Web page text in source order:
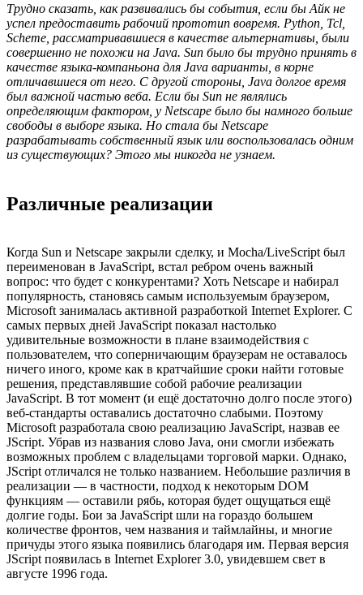
Трудно сказать, как развивались бы события, если бы Айк не
успел предоставить рабочий прототип вовремя. Python, Tcl,
Scheme, рассматривавшиеся в качестве альтернативы, были
совершенно не похожи на Java. Sun было бы трудно принять в
качестве языка-компаньона для Java варианты, в корне
отличавшиеся от него. С другой стороны, Java долгое время
был важной частью веба. Если бы Sun не являлись
определяющим фактором, у Netscape было бы намного больше
свободы в выборе языка. Но стала бы Netscape
разрабатывать собственный язык или воспользовалась одним
из существующих? Этого мы никогда не узнаем.
Различные реализации
Когда Sun и Netscape закрыли сделку, и Mocha/LiveScript был
переименован в JavaScript, встал ребром очень важный
вопрос: что будет с конкурентами? Хоть Netscape и набирал
популярность, становясь самым используемым браузером,
Microsoft занималась активной разработкой Internet Explorer. С
самых первых дней JavaScript показал настолько
удивительные возможности в плане взаимодействия с
пользователем, что соперничающим браузерам не оставалось
ничего иного, кроме как в кратчайшие сроки найти готовые
решения, представлявшие собой рабочие реализации
JavaScript. В тот момент (и ещё достаточно долго после этого)
веб-стандарты оставались достаточно слабыми. Поэтому
Microsoft разработала свою реализацию JavaScript, назвав ее
JScript. Убрав из названия слово Java, они смогли избежать
возможных проблем с владельцами торговой марки. Однако,
JScript отличался не только названием. Небольшие различия в
реализации — в частности, подход к некоторым DOM
функциям — оставили рябь, которая будет ощущаться ещё
долгие годы. Бои за JavaScript шли на гораздо большем
количестве фронтов, чем названия и таймлайны, и многие
причуды этого языка появились благодаря им. Первая версия
JScript появилась в Internet Explorer 3.0, увидевшем свет в
августе 1996 года.